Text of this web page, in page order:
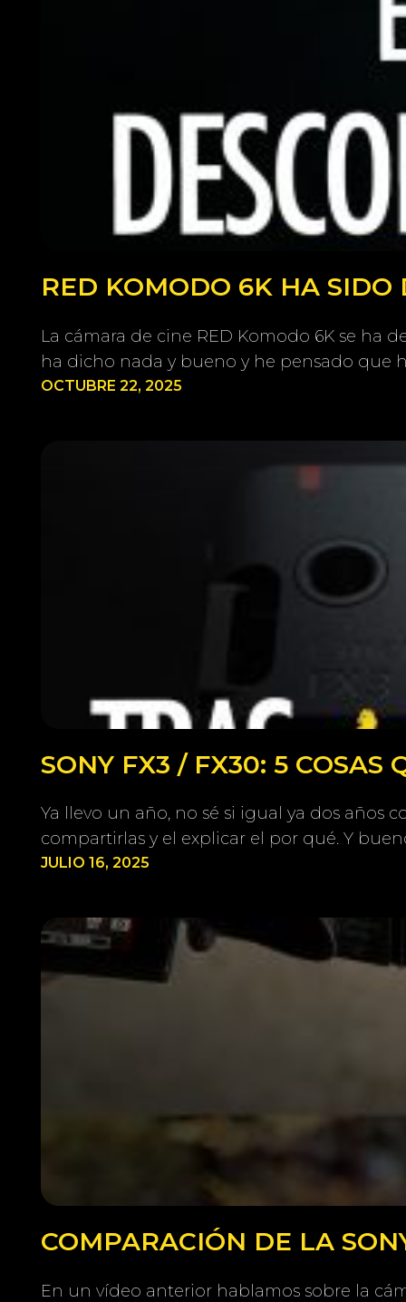
RED KOMODO 6K HA SIDO
La cámara de cine RED Komodo 6K se ha
ha dicho nada y bueno y he pensado que
OCTUBRE 22, 2025
SONY FX3 / FX30: 5 COSAS
Ya llevo un año, no sé si igual ya dos años
compartirlas y el explicar el por qué. Y
JULIO 16, 2025
COMPARACIÓN DE LA
En un vídeo anterior hablamos sobre la